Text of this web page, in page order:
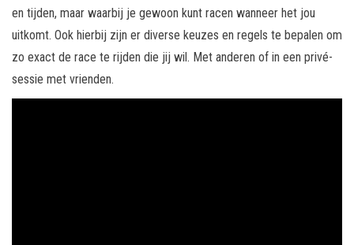
en tijden, maar waarbij je gewoon kunt racen wanneer het jou
uitkomt. Ook hierbij zijn er diverse keuzes en regels te bepalen om
zo exact de race te rijden die jij wil. Met anderen of in een privé-
sessie met vrienden.